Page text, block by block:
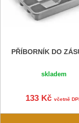
PŘÍBORNÍK DO
skladem
133 Kčvčetně